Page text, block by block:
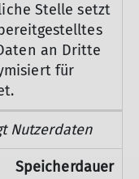
Stelle setzt
an Dritte
für
Nutzerdaten
Speicherdauer